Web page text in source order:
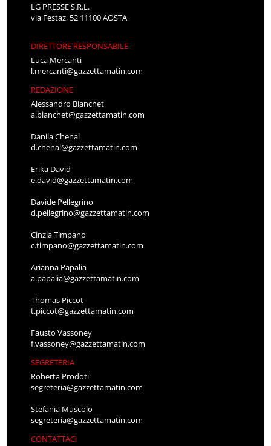
LG PRESSE S.R.L.
via Festaz, 52 11100 AOSTA
DIRETTORE RESPONSABILE
Luca Mercanti
l.mercanti@gazzettamatin.com
REDAZIONE
Alessandro Bianchet
a.bianchet@gazzettamatin.com
Danila Chenal
d.chenal@gazzettamatin.com
Erika David
e.david@gazzettamatin.com
Davide Pellegrino
d.pellegrino@gazzettamatin.com
Cinzia Timpano
c.timpano@gazzettamatin.com
Arianna Papalia
a.papalia@gazzettamatin.com
Thomas Piccot
t.piccot@gazzettamatin.com
Fausto Vassoney
f.vassoney@gazzettamatin.com
SEGRETERIA
Roberta Prodoti
segreteria@gazzettamatin.com
Stefania Muscolo
segreteria@gazzettamatin.com
CONTATTACI